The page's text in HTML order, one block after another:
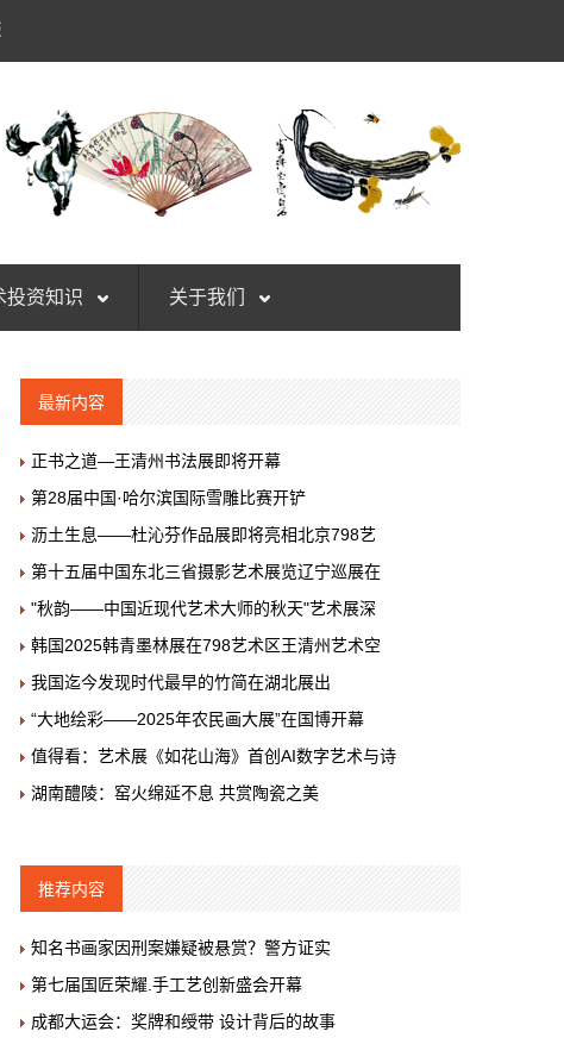
投资知识 关于我们
最新内容
正书之道—王清州书法展即将开幕
第28届中国·哈尔滨国际雪雕比赛开铲
沥土生息——杜沁芬作品展即将亮相北京798艺
第十五届中国东北三省摄影艺术展览辽宁巡展在
"秋韵——中国近现代艺术大师的秋天"艺术展深
韩国2025韩青墨林展在798艺术区王清州艺术空
我国迄今发现时代最早的竹简在湖北展出
“大地绘彩——2025年农民画大展”在国博开幕
值得看：艺术展《如花山海》首创AI数字艺术与诗
湖南醴陵：窑火绵延不息 共赏陶瓷之美
推荐内容
知名书画家因刑案嫌疑被悬赏？警方证实
第七届国匠荣耀.手工艺创新盛会开幕
成都大运会：奖牌和绶带 设计背后的故事